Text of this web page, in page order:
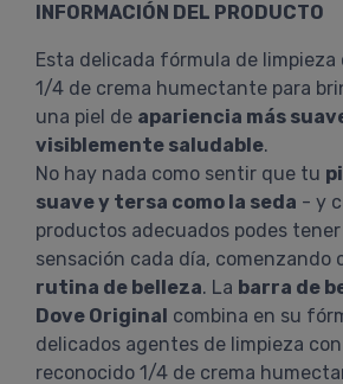
INFORMACIÓN DEL PRODUCTO
Esta delicada fórmula de
1/4 de crema humectante para
una piel de apariencia más
visiblemente saludable.
No hay nada como sentir que tu
suave y tersa como la seda - y
productos adecuados podes tener
sensación cada día, comenzando
rutina de belleza. La barra de
Dove Original combina en su
delicados agentes de limpieza
reconocido 1/4 de crema